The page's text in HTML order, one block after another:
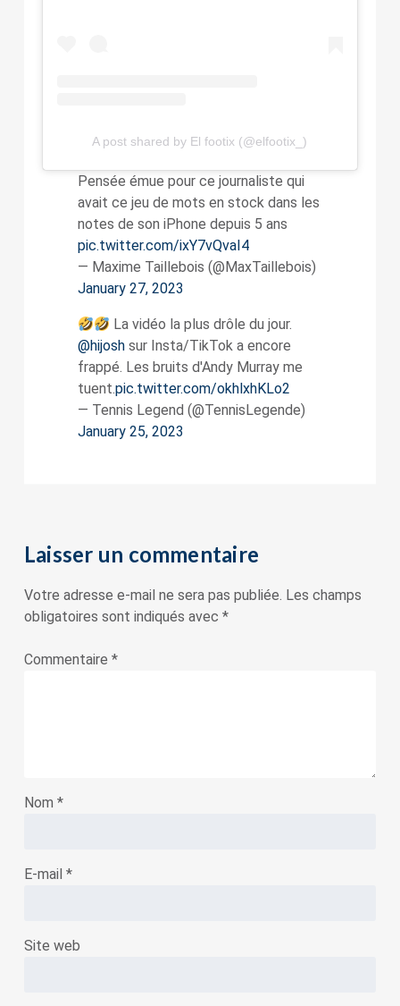
A post shared by El footix (@elfootix_)
Pensée émue pour ce journaliste qui
avait ce jeu de mots en stock dans les
notes de son iPhone depuis 5 ans
pic.twitter.com/ixY7vQvaI4
— Maxime Taillebois (@MaxTaillebois)
January 27, 2023
La vidéo la plus drôle du jour.
@hijoshsur Insta/TikTok a encore
frappé. Les bruits d'Andy Murray me
tuent.pic.twitter.com/okhlxhKLo2
— Tennis Legend (@TennisLegende)
January 25, 2023
Laisser un commentaire
Votre adresse e-mail ne sera pas publiée. Les champs
obligatoires sont indiqués avec *
Commentaire *
Nom *
E-mail *
Site web